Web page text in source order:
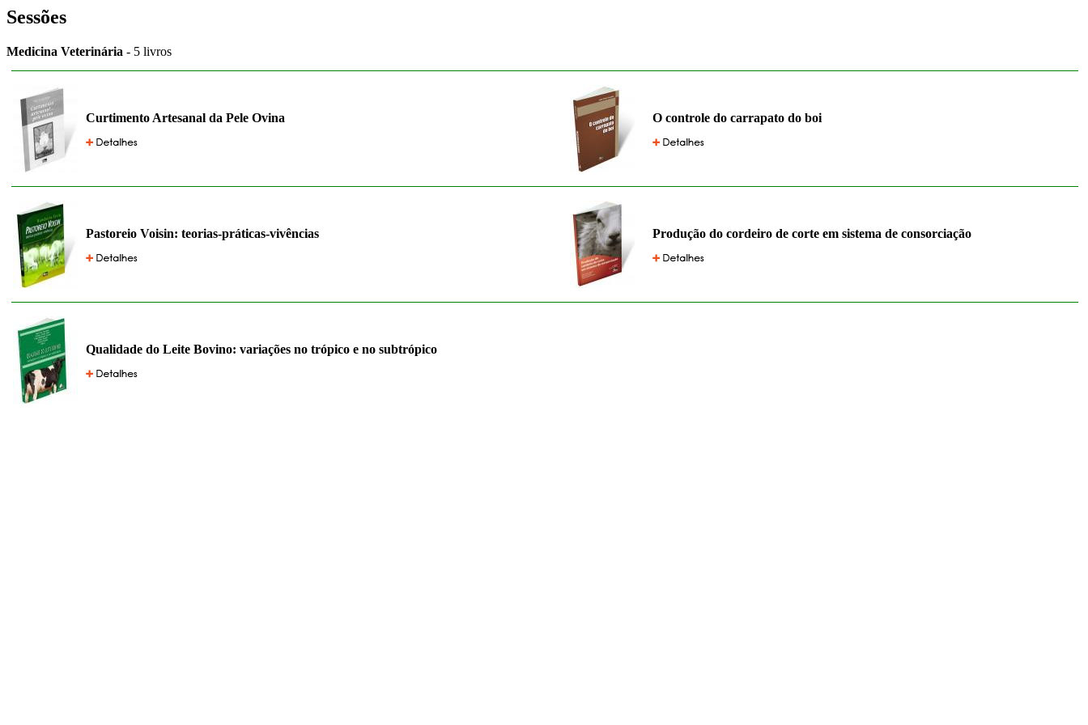
Sessões
Medicina Veterinária - 5 livros
Curtimento Artesanal da Pele Ovina O controle do carrapato do boi
Pastoreio Voisin: teorias-práticas-vivências Produção do cordeiro de corte em sistema de consorciação
Qualidade do Leite Bovino: variações no trópico e no subtrópico